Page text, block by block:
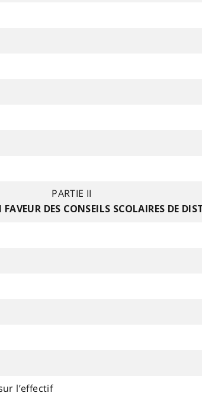
PARTIE II
DES CONSEILS SCOLAIRES DE
l’effectif